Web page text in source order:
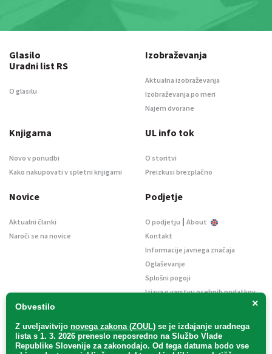
×
Obvestilo
Z uveljavitvijo novega zakona (ZOUL) se je izdajanje uradnega
lista s 1. 3. 2026 preneslo neposredno na Službo Vlade
Republike Slovenije za zakonodajo. Od tega datuma bodo vse
Glasilo
Uradni list RS
O glasilu
Izobraževanja
Aktualna izobraževanja
Izobraževanja po meri
Najem dvorane
Knjigarna
Novo v ponudbi
Kako nakupovati v spletni knjigarni
UL info tok
O storitvi
Preizkusi brezplačno
Novice
Aktualni članki
Naroči se na novice
Podjetje
O podjetju | About
Kontakt
Informacije javnega značaja
Oglaševanje
Splošni pogoji
Izjava o varstvu osebnih podatkov